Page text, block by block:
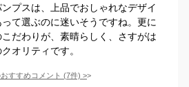
プスは、上品でおしゃれなデザイ
て選ぶのに迷いそうですね。更に
だわりが、素晴らしく、さすがは
オリティです。
すすめコメント (7件) >